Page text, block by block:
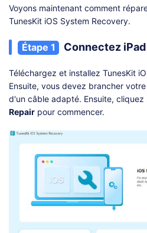
Voyons maintenant comment
TunesKit iOS System Recovery.
Étape 1 Connectez iPad
Téléchargez et installez TunesKit
Ensuite, vous devez brancher
d'un câble adapté. Ensuite, cliquez
Repair pour commencer.